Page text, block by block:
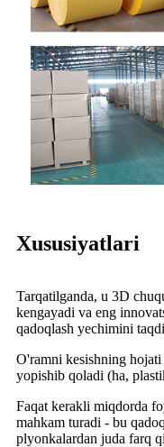
Xususiyatlari
Tarqatilganda, u 3D
kengayadi va eng
qadoqlash yechimini
O'ramni kesishning
yopishib qoladi (ha,
Faqat kerakli miqdorda
mahkam turadi - bu
plyonkalardan juda farq